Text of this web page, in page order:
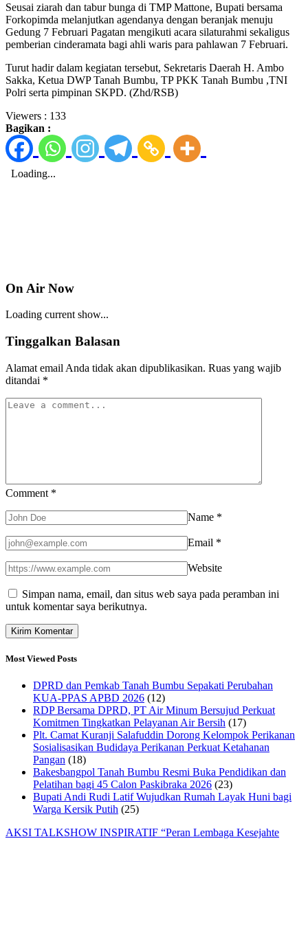
Seusai ziarah dan tabur bunga di TMP Mattone, Bupati bersama
Forkopimda melanjutkan agendanya dengan beranjak menuju
Gedung 7 Februari Pagatan mengikuti acara silaturahmi sekaligus
pemberian cinderamata bagi ahli waris para pahlawan 7 Februari.
Turut hadir dalam kegiatan tersebut, Sekretaris Daerah H. Ambo
Sakka, Ketua DWP Tanah Bumbu, TP PKK Tanah Bumbu ,TNI
Polri serta pimpinan SKPD. (Zhd/RSB)
Viewers : 133
Bagikan :
On Air Now
Loading current show...
Tinggalkan Balasan
Alamat email Anda tidak akan dipublikasikan. Ruas yang wajib
ditandai *
Comment *
Name *
Email *
Website
Simpan nama, email, dan situs web saya pada peramban ini
untuk komentar saya berikutnya.
Most Viewed Posts
DPRD dan Pemkab Tanah Bumbu Sepakati Perubahan
KUA-PPAS APBD 2026 (12)
RDP Bersama DPRD, PT Air Minum Bersujud Perkuat
Komitmen Tingkatkan Pelayanan Air Bersih (17)
Plt. Camat Kuranji Salafuddin Dorong Kelompok Perikanan
Sosialisasikan Budidaya Perikanan Perkuat Ketahanan
Pangan (18)
Bakesbangpol Tanah Bumbu Resmi Buka Pendidikan dan
Pelatihan bagi 45 Calon Paskibraka 2026 (23)
Bupati Andi Rudi Latif Wujudkan Rumah Layak Huni bagi
Warga Kersik Putih (25)
AKSI TALKSHOW INSPIRATIF “Peran Lembaga Kesejahte